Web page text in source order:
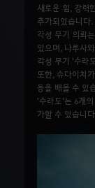
새로운 힘, 강력
추가되었습니다.
각성 무기 의뢰
있으며, 나루사
각성 무기 '수라
또한, 슈다이치
등을 배울 수 있
'수라도'는 6개
가할 수 있습니다.